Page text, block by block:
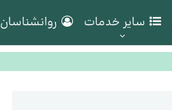
سایر خدمات روانشناسان